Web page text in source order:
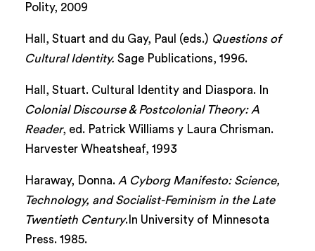
Polity, 2009
Hall, Stuart and du Gay, Paul (eds.) Questions of
Cultural Identity. Sage Publications, 1996.
Hall, Stuart. Cultural Identity and Diaspora. In
Colonial Discourse & Postcolonial Theory: A
Reader, ed. Patrick Williams y Laura Chrisman.
Harvester Wheatsheaf, 1993
Haraway, Donna. A Cyborg Manifesto: Science,
Technology, and Socialist-Feminism in the Late
Twentieth Century.In University of Minnesota
Press. 1985.